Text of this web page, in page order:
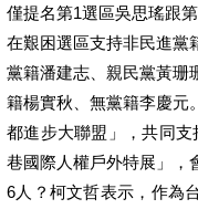
僅提名第1選區吳思瑤跟
在艱困選區支持非民進黨
黨籍潘建志、親民黨黃珊
籍楊實秋、無黨籍李慶元
都進步大聯盟」，共同
巷國際人權戶外特展」，
6人？柯文哲表示，作為